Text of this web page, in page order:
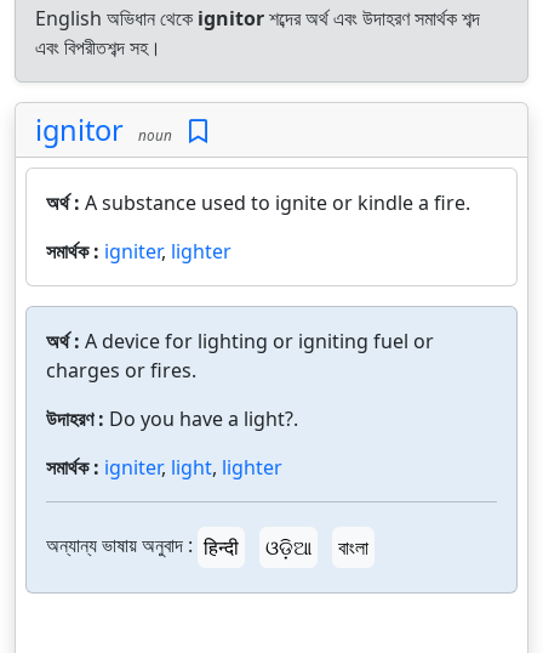
English অভিধান থেকে ignitorশব্দের অর্থ এবং উদাহরণ সমার্থক শব্দ
এবং বিপরীতশব্দ সহ।
ignitor noun
অর্থ : A substance used to ignite or kindle a fire.
সমার্থক : igniter, lighter
অর্থ : A device for lighting or igniting fuel or
charges or fires.
উদাহরণ : Do you have a light?.
সমার্থক : igniter, light, lighter
অন্যান্য ভাষায় অনুবাদ : हिन्दी ଓଡ଼ିଆ বাংলা